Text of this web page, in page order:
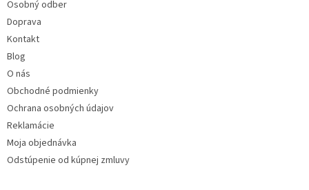
Osobný odber
Doprava
Kontakt
Blog
O nás
Obchodné podmienky
Ochrana osobných údajov
Reklamácie
Moja objednávka
Odstúpenie od kúpnej zmluvy